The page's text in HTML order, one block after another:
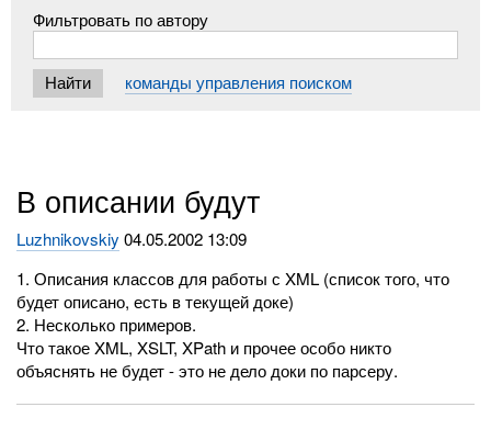
Фильтровать по автору
команды управления поиском
В описании будут
Luzhnikovskiy 04.05.2002 13:09
1. Описания классов для работы с XML (список того, что
будет описано, есть в текущей доке)
2. Несколько примеров.
Что такое XML, XSLT, XPath и прочее особо никто
объяснять не будет - это не дело доки по парсеру.